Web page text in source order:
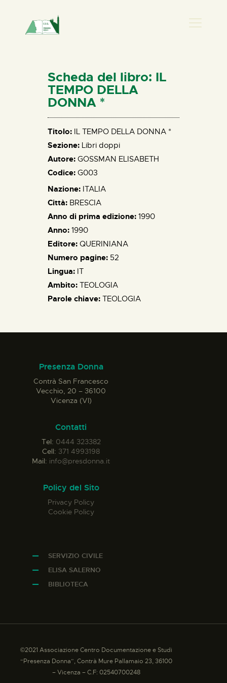
HOME
CHI SIAMO
NEWS
PERCORSI
BIBLIOTECA
ELISA SALERNO
CONTATTI
Scheda del libro: IL
TEMPO DELLA
DONNA *
Titolo: IL TEMPO DELLA DONNA *
Sezione: Libri doppi
Autore: GOSSMAN ELISABETH
Codice: G003
Nazione: ITALIA
Città: BRESCIA
Anno di prima edizione: 1990
Anno: 1990
Editore: QUERINIANA
Numero pagine: 52
Lingua: IT
Ambito: TEOLOGIA
Parole chiave: TEOLOGIA
Presenza Donna
Contrà San Francesco
Vecchio, 20 – 36100
Vicenza (VI)
Contatti
Tel: 0444 323382
Cell: 371 4993198
Mail: info@presdonna.it
Policy del Sito
Privacy Policy
Cookie Policy
SERVIZIO CIVILE
ELISA SALERNO
BIBLIOTECA
©2021 Associazione Centro Documentazione e Studi
“Presenza Donna”, Contrà Mure Pallamaio 23, 36100
– Vicenza – C.F: 02540700248